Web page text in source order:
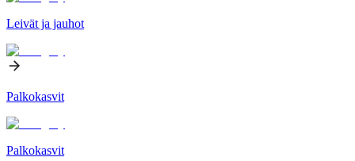
Leivät ja jauhot
Palkokasvit
Palkokasvit